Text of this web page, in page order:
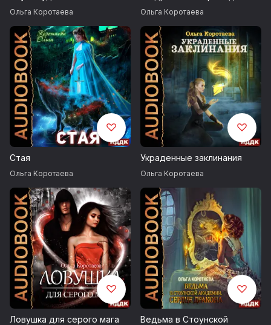
Ольга Коротаева Ольга Коротаева
Стая
Ольга Коротаева
Украденные заклинания
Ольга Коротаева
Ловушка для серого мага
Ведьма в Стоунской